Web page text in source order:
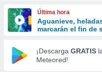
y
forma
digital
basada
Última hora
Aguanieve,
marcarán el fin de
¡Descarga GRATIS
Meteored!